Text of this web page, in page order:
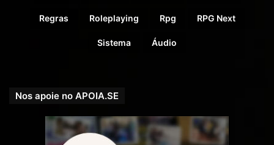
Regras Roleplaying Rpg RPG Next
Sistema Áudio
Nos apoie no APOIA.SE